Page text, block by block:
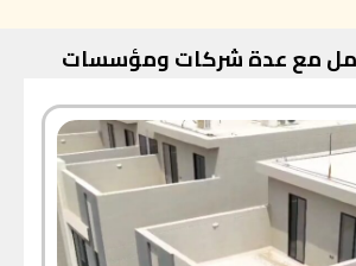
مع عدة شركات ومؤسسات